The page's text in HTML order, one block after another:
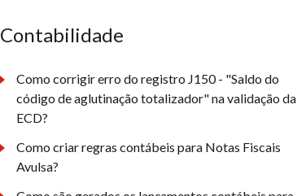
Contabilidade
Como corrigir erro do registro J150 - "Saldo do
código de aglutinação totalizador" na validação da
ECD?
Como criar regras contábeis para Notas Fiscais
Avulsa?